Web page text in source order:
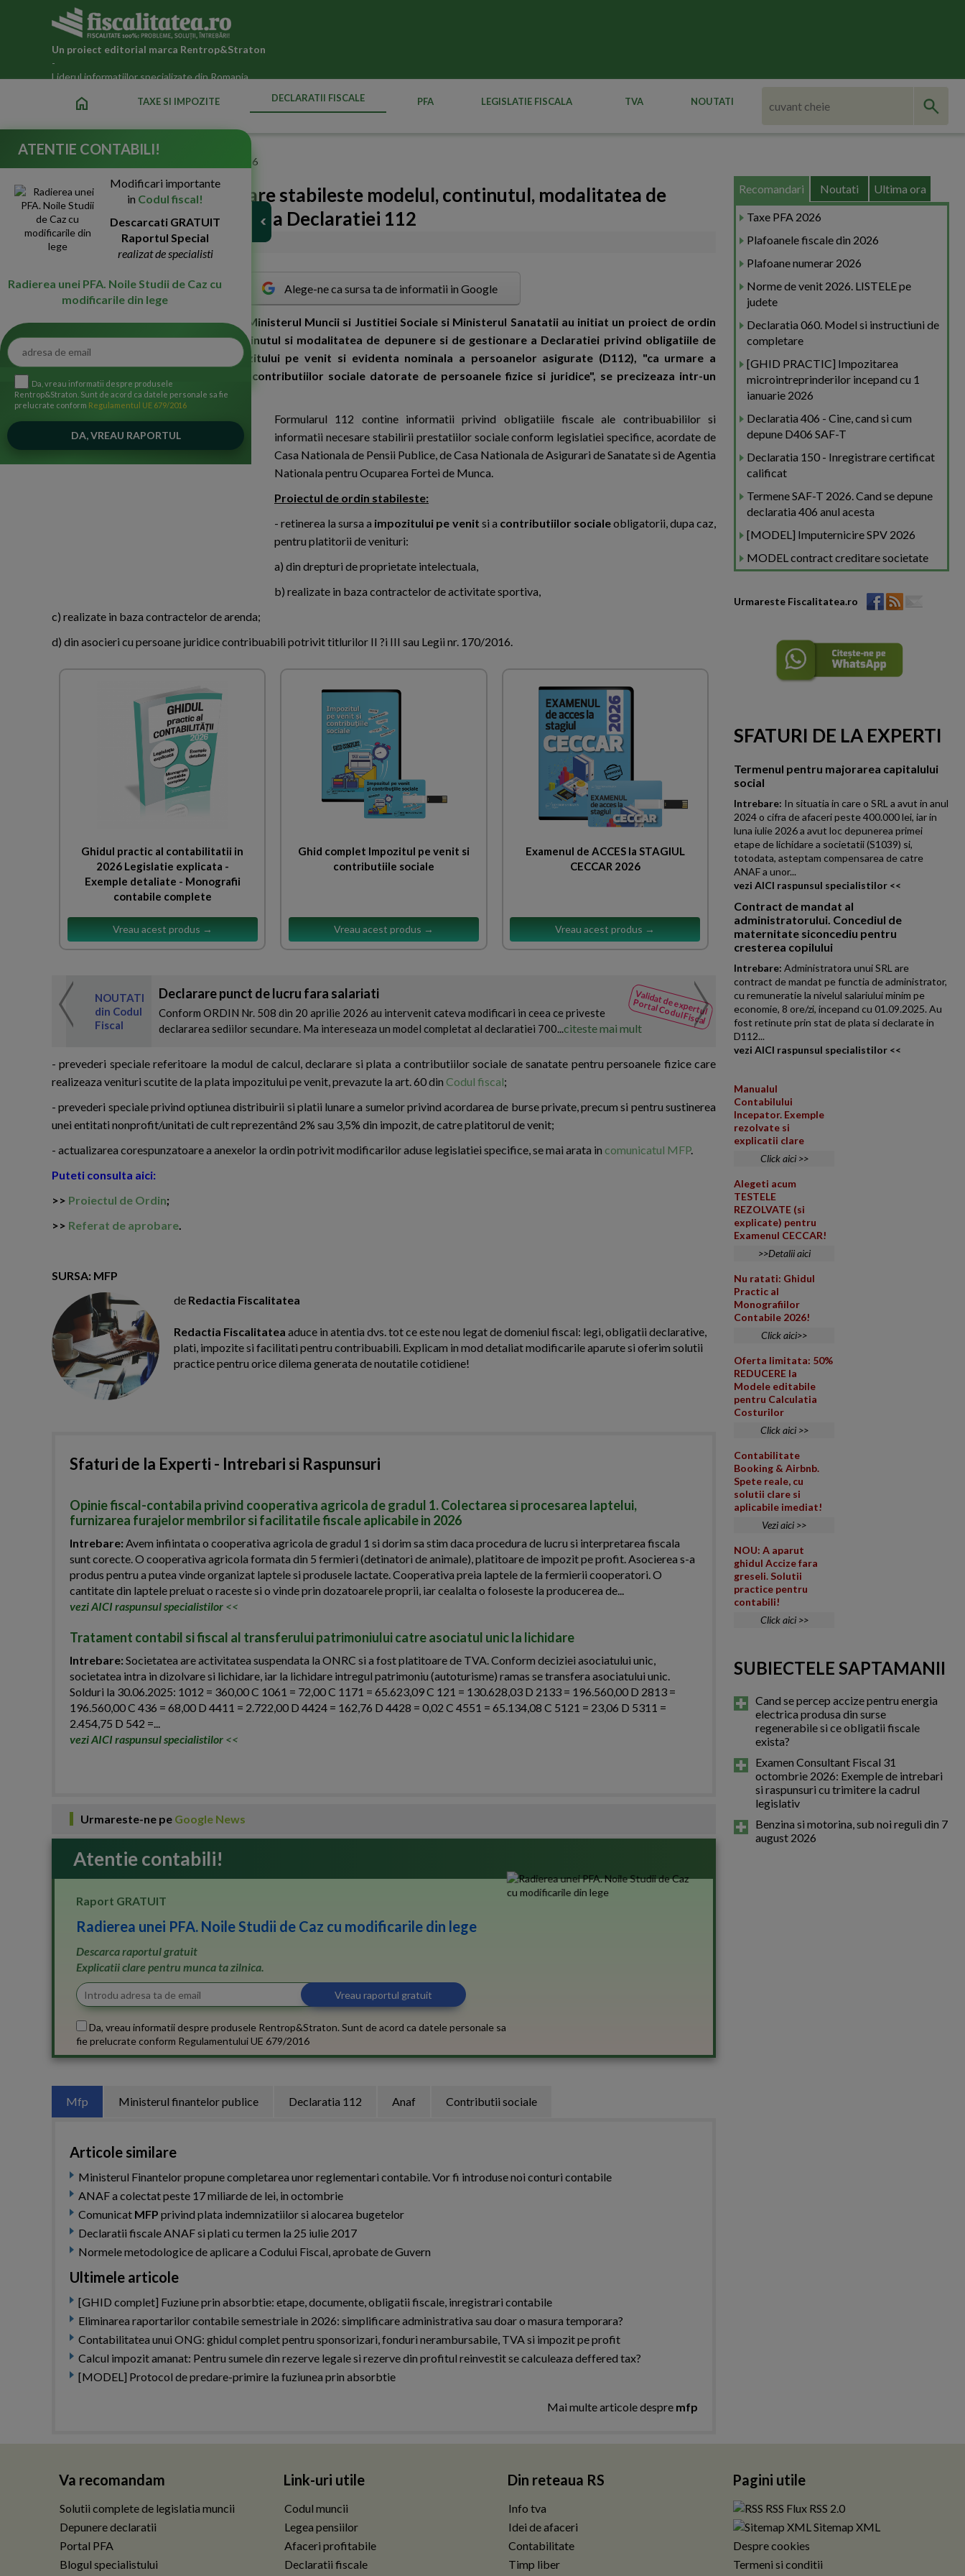
Un proiect editorial marca Rentrop&Straton
-
Liderul informatiilor specializate din Romania
home TAXE SI IMPOZITE DECLARATII FISCALE PFA LEGISLATIE FISCALA TVA NOUTATI
Declaratii fiscale ANAF actualizate 2026
MFP: Proiect de ordin care stabileste modelul, continutul, modalitatea de
depunere si de gestionare a Declaratiei 112
02-Mai-2018 2388
Alege-ne ca sursa ta de informatii in Google
Ministerul Finantelor Publice (MFP), Ministerul Muncii si Justitiei Sociale si Ministerul Sanatatii au initiat un proiect de ordin
comun care stabileste modelul, continutul si modalitatea de depunere si de gestionare a Declaratiei privind obligatiile de
plata a contributiilor sociale, impozitului pe venit si evidenta nominala a persoanelor asigurate (D112), "ca urmare a
modificarilor legislative in domeniul contributiilor sociale datorate de persoanele fizice si juridice", se precizeaza intr-un
comunicat MFP.
Formularul 112 contine informatii privind obligatiile fiscale ale contribuabililor si
informatii necesare stabilirii prestatiilor sociale conform legislatiei specifice, acordate de
Casa Nationala de Pensii Publice, de Casa Nationala de Asigurari de Sanatate si de Agentia
Nationala pentru Ocuparea Fortei de Munca.
Proiectul de ordin stabileste:
- retinerea la sursa a impozitului pe venit si a contributiilor socialeobligatorii, dupa caz,
pentru platitorii de venituri:
a) din drepturi de proprietate intelectuala,
b) realizate in baza contractelor de activitate sportiva,
c) realizate in baza contractelor de arenda;
d) din asocieri cu persoane juridice contribuabili potrivit titlurilor II ?i III sau Legii nr. 170/2016.
Ghidul practic al contabilitatii in
2026 Legislatie explicata -
Exemple detaliate - Monografii
contabile complete
Vreau acest produs →
Ghid complet Impozitul pe venit si
contributiile sociale
Vreau acest produs →
Examenul de ACCES la STAGIUL
CECCAR 2026
Vreau acest produs →
NOUTATI
din Codul
Fiscal
Validat de expertul
Portal Codul Fiscal
Declarare punct de lucru fara salariati
Conform ORDIN Nr. 508 din 20 aprilie 2026 au intervenit cateva modificari in ceea ce priveste
declararea sediilor secundare. Ma intereseaza un model completat al declaratiei 700...citeste mai mult
NOUTATI
din Codul
Fiscal
Creditarea societatii
lichidare
O societate platitoare de
- prevederi speciale referitoare la modul de calcul, declarare si plata a contributiilor sociale de sanatate pentru persoanele fizice care
realizeaza venituri scutite de la plata impozitului pe venit, prevazute la art. 60 din Codul fiscal;
- prevederi speciale privind optiunea distribuirii si platii lunare a sumelor privind acordarea de burse private, precum si pentru sustinerea
unei entitati nonprofit/unitati de cult reprezentând 2% sau 3,5% din impozit, de catre platitorul de venit;
- actualizarea corespunzatoare a anexelor la ordin potrivit modificarilor aduse legislatiei specifice, se mai arata in comunicatul MFP.
Puteti consulta aici:
>> Proiectul de Ordin;
>> Referat de aprobare.
SURSA: MFP
de Redactia Fiscalitatea
Redactia Fiscalitatea aduce in atentia dvs. tot ce este nou legat de domeniul fiscal: legi, obligatii declarative,
plati, impozite si facilitati pentru contribuabili. Explicam in mod detaliat modificarile aparute si oferim solutii
practice pentru orice dilema generata de noutatile cotidiene!
Sfaturi de la Experti - Intrebari si Raspunsuri
Opinie fiscal-contabila privind cooperativa agricola de gradul 1. Colectarea si procesarea laptelui,
furnizarea furajelor membrilor si facilitatile fiscale aplicabile in 2026
Intrebare:Avem infiintata o cooperativa agricola de gradul 1 si dorim sa stim daca procedura de lucru si interpretarea fiscala
sunt corecte. O cooperativa agricola formata din 5 fermieri (detinatori de animale), platitoare de impozit pe profit. Asocierea s-a
produs pentru a putea vinde organizat laptele si produsele lactate. Cooperativa preia laptele de la fermierii cooperatori. O
cantitate din laptele preluat o raceste si o vinde prin dozatoarele proprii, iar cealalta o foloseste la producerea de...
vezi AICI raspunsul specialistilor <<
Tratament contabil si fiscal al transferului patrimoniului catre asociatul unic la lichidare
Intrebare:Societatea are activitatea suspendata la ONRC si a fost platitoare de TVA. Conform deciziei asociatului unic,
societatea intra in dizolvare si lichidare, iar la lichidare intregul patrimoniu (autoturisme) ramas se transfera asociatului unic.
Solduri la 30.06.2025: 1012 = 360,00 C 1061 = 72,00 C 1171 = 65.623,09 C 121 = 130.628,03 D 2133 = 196.560,00 D 2813 =
196.560,00 C 436 = 68,00 D 4411 = 2.722,00 D 4424 = 162,76 D 4428 = 0,02 C 4551 = 65.134,08 C 5121 = 23,06 D 5311 =
2.454,75 D 542 =...
vezi AICI raspunsul specialistilor <<
Urmareste-ne pe Google News
Atentie contabili!
Raport GRATUIT
Radierea unei PFA. Noile Studii de Caz cu modificarile din lege
Descarca raportul gratuit
Explicatii clare pentru munca ta zilnica.
Da, vreau informatii despre produsele Rentrop&Straton. Sunt de acord ca datele personale sa
fie prelucrate conform Regulamentului UE 679/2016
Mfp Ministerul finantelor publice Declaratia 112 Anaf Contributii sociale
Articole similare
Ministerul Finantelor propune completarea unor reglementari contabile. Vor fi introduse noi conturi contabile
ANAF a colectat peste 17 miliarde de lei, in octombrie
Comunicat MFP privind plata indemnizatiilor si alocarea bugetelor
Declaratii fiscale ANAF si plati cu termen la 25 iulie 2017
Normele metodologice de aplicare a Codului Fiscal, aprobate de Guvern
Ultimele articole
[GHID complet] Fuziune prin absorbtie: etape, documente, obligatii fiscale, inregistrari contabile
Eliminarea raportarilor contabile semestriale in 2026: simplificare administrativa sau doar o masura temporara?
Contabilitatea unui ONG: ghidul complet pentru sponsorizari, fonduri nerambursabile, TVA si impozit pe profit
Calcul impozit amanat: Pentru sumele din rezerve legale si rezerve din profitul reinvestit se calculeaza deffered tax?
[MODEL] Protocol de predare-primire la fuziunea prin absorbtie
Mai multe articole despre mfp
Recomandari Noutati Ultima ora
Taxe PFA 2026
Plafoanele fiscale din 2026
Plafoane numerar 2026
Norme de venit 2026. LISTELE pe
judete
Declaratia 060. Model si instructiuni de
completare
[GHID PRACTIC] Impozitarea
microintreprinderilor incepand cu 1
ianuarie 2026
Declaratia 406 - Cine, cand si cum
depune D406 SAF-T
Declaratia 150 - Inregistrare certificat
calificat
Termene SAF-T 2026. Cand se depune
declaratia 406 anul acesta
[MODEL] Imputernicire SPV 2026
MODEL contract creditare societate
Urmareste Fiscalitatea.ro
SFATURI DE LA EXPERTI
Termenul pentru majorarea capitalului
social
Intrebare: In situatia in care o SRL a avut in anul
2024 o cifra de afaceri peste 400.000 lei, iar in
luna iulie 2026 a avut loc depunerea primei
etape de lichidare a societatii (S1039) si,
totodata, asteptam compensarea de catre
ANAF a unor...
vezi AICI raspunsul specialistilor <<
Contract de mandat al
administratorului. Concediul de
maternitate siconcediu pentru
cresterea copilului
Intrebare: Administratora unui SRL are
contract de mandat pe functia de administrator,
cu remuneratie la nivelul salariului minim pe
economie, 8 ore/zi, incepand cu 01.09.2025. Au
fost retinute prin stat de plata si declarate in
D112...
vezi AICI raspunsul specialistilor <<
Manualul
Contabilului
Incepator. Exemple
rezolvate si
explicatii clare
Click aici >>
Alegeti acum
TESTELE
REZOLVATE (si
explicate) pentru
Examenul CECCAR!
>>Detalii aici
Nu ratati: Ghidul
Practic al
Monografiilor
Contabile 2026!
Click aici>>
Oferta limitata: 50%
REDUCERE la
Modele editabile
pentru Calculatia
Costurilor
Click aici >>
Contabilitate
Booking & Airbnb.
Spete reale, cu
solutii clare si
aplicabile imediat!
Vezi aici >>
NOU: A aparut
ghidul Accize fara
greseli. Solutii
practice pentru
contabili!
Click aici >>
SUBIECTELE SAPTAMANII
Cand se percep accize pentru energia
electrica produsa din surse
regenerabile si ce obligatii fiscale
exista?
Examen Consultant Fiscal 31
octombrie 2026: Exemple de intrebari
si raspunsuri cu trimitere la cadrul
legislativ
Benzina si motorina, sub noi reguli din 7
august 2026
ATENTIE CONTABILI!
Modificari importante
in Codul fiscal!
Descarcati GRATUIT
Raportul Special
realizat de specialisti
Radierea unei PFA. Noile Studii de Caz cu
modificarile din lege
Da, vreau informatii despre produsele
Rentrop&Straton. Sunt de acord ca datele personale sa fie
prelucrate conform Regulamentul UE 679/2016
Va recomandam
Solutii complete de legislatia muncii
Depunere declaratii
Portal PFA
Blogul specialistului
Link-uri utile
Codul muncii
Legea pensiilor
Afaceri profitabile
Declaratii fiscale
Din reteaua RS
Info tva
Idei de afaceri
Contabilitate
Timp liber
Pagini utile
RSS Flux RSS 2.0
Sitemap XML
Despre cookies
Termeni si conditii